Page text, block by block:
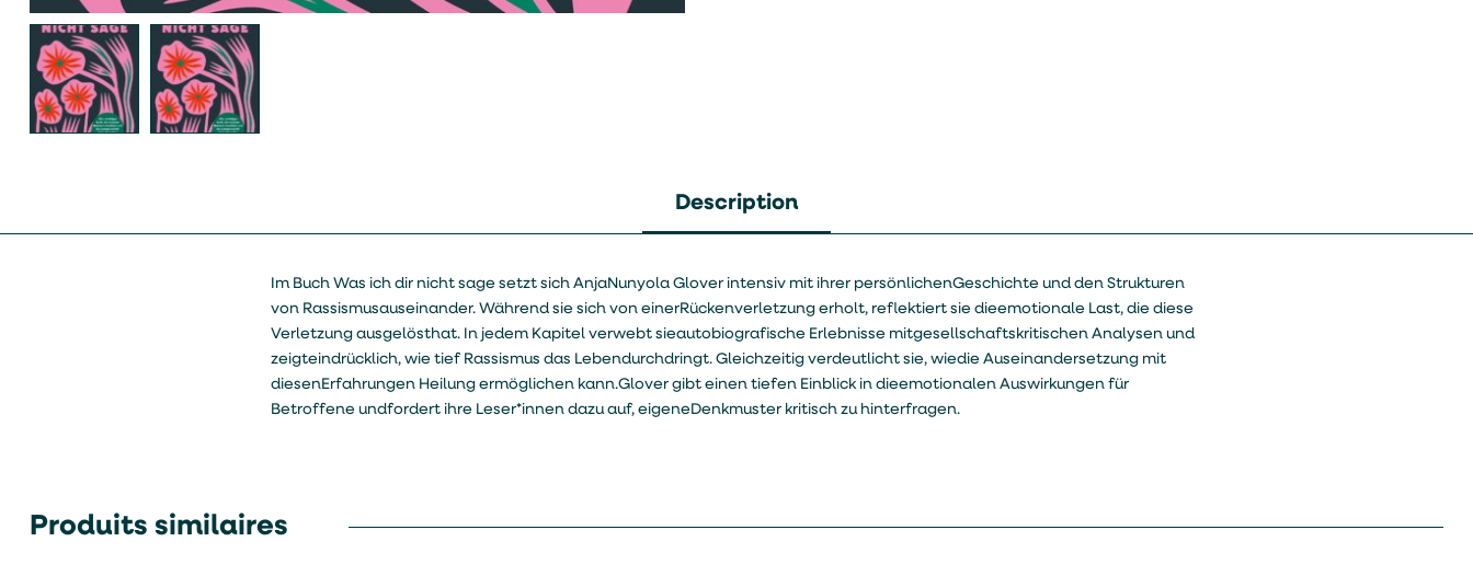
Description
Im Buch Was ich dir nicht sage setzt sich AnjaNunyola Glover intensiv mit ihrer persönlichenGeschichte und den Strukturen
von Rassismusauseinander. Während sie sich von einerRückenverletzung erholt, reflektiert sie dieemotionale Last, die diese
Verletzung ausgelösthat. In jedem Kapitel verwebt sieautobiografische Erlebnisse mitgesellschaftskritischen Analysen und
zeigteindrücklich, wie tief Rassismus das Lebendurchdringt. Gleichzeitig verdeutlicht sie, wiedie Auseinandersetzung mit
diesenErfahrungen Heilung ermöglichen kann.Glover gibt einen tiefen Einblick in dieemotionalen Auswirkungen für
Betroffene undfordert ihre Leser*innen dazu auf, eigeneDenkmuster kritisch zu hinterfragen.
Produits similaires